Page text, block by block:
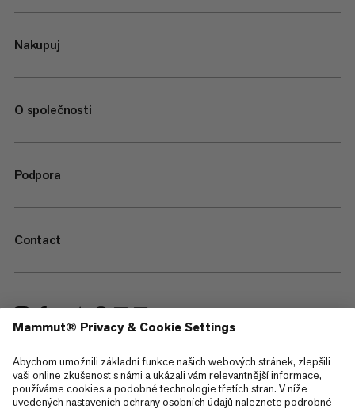
Nakupuj
O společnosti
Podpora
Contact
—